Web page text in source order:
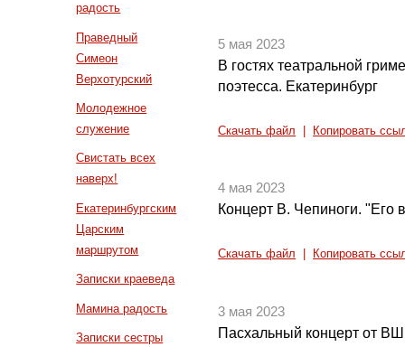
радость
Праведный
Симеон
Верхотурский
Молодежное
служение
Свистать всех
наверх!
Екатеринбургским
Царским
маршрутом
Записки краеведа
Мамина радость
Записки сестры
5 мая 2023
В гостях театральной
поэтесса. Екатеринбург
Скачать файл Копировать
4 мая 2023
Концерт В. Чепиноги. "Его
Скачать файл Копировать
3 мая 2023
Пасхальный концерт от